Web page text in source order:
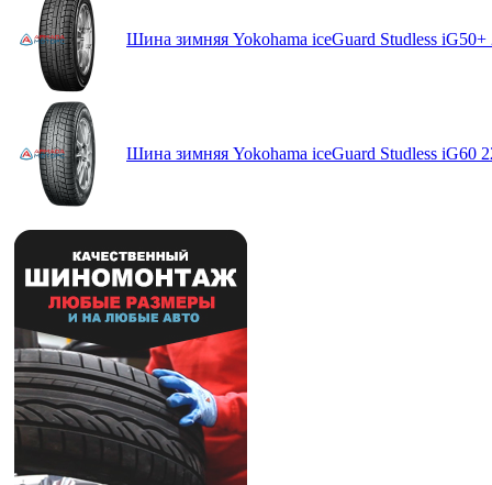
Шина зимняя Yokohama iceGuard Studless iG50+
Шина зимняя Yokohama iceGuard Studless iG60